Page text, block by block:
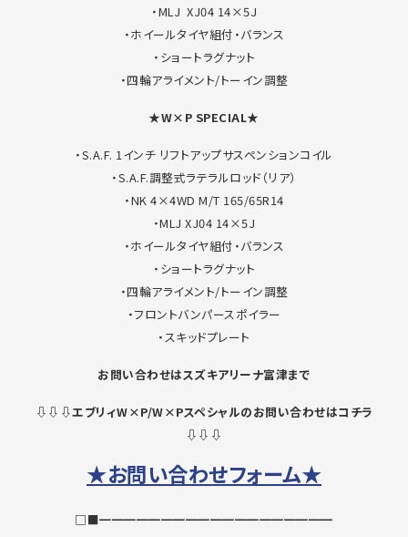
・MLJ XJ04 14×5J
・ホイールタイヤ組付・バランス
・ショートラグナット
・四輪アライメント/トーイン調整
★W×P SPECIAL★
・S.A.F. 1インチ リフトアップサスペンションコイル
・S.A.F.調整式ラテラルロッド（リア）
・NK 4×4WD M/T 165/65R14
・MLJ XJ04 14×5J
・ホイールタイヤ組付・バランス
・ショートラグナット
・四輪アライメント/トーイン調整
・フロントバンパースポイラー
・スキッドプレート
お問い合わせはスズキアリーナ富津まで
⇩⇩⇩エブリィW×P/W×Pスペシャルのお問い合わせはコチラ
⇩⇩⇩
★お問い合わせフォーム★
□■━━━━━━━━━━━━━━━━━━━